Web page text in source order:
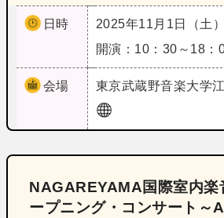
日時
2025年11月1日（土）
開演：10：30～18：
会場 東京武蔵野音楽大学
NAGAREYAMA国際室内楽
ープニング・コンサート